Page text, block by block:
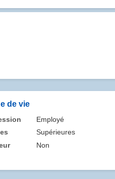
de vie
Employé
Supérieures
Non